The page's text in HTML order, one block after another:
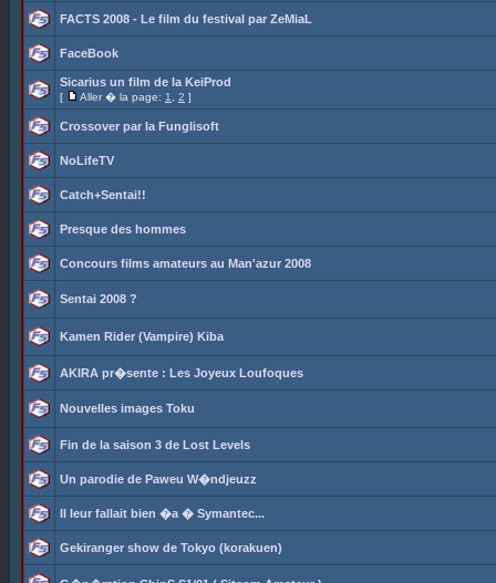
FACTS 2008 - Le film du festival par ZeMiaL
FaceBook
Sicarius un film de la KeiProd
[ Aller � la page: 1 2 ]
Crossover par la Funglisoft
NoLifeTV
Catch+Sentai!!
Presque des hommes
Concours films amateurs au Man'azur 2008
Sentai 2008 ?
Kamen Rider (Vampire) Kiba
AKIRA pr�sente : Les Joyeux Loufoques
Nouvelles images Toku
Fin de la saison 3 de Lost Levels
Un parodie de Paweu W�ndjeuzz
Il leur fallait bien �a � Symantec...
Gekiranger show de Tokyo (korakuen)